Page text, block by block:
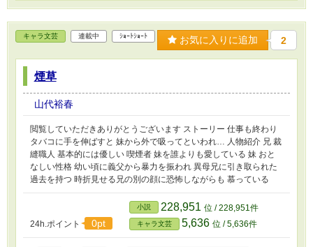
キャラ文芸 連載中 ｼｮｰﾄｼｮｰﾄ お気に入りに追加 2
煙草
山代裕春
閲覧していただきありがとうございます ストーリー 仕事も終わり
タバコに手を伸ばすと 妹から外で吸ってといわれ… 人物紹介 兄 裁
縫職人 基本的には優しい 喫煙者 妹を誰よりも愛している 妹 おと
なしい性格 幼い頃に義父から暴力を振われ 異母兄に引き取られた
過去を持つ 時折見せる兄の別の顔に恐怖しながらも 慕っている
24h.ポイント 0pt
小説 228,951 位 / 228,951件
キャラ文芸 5,636 位 / 5,636件